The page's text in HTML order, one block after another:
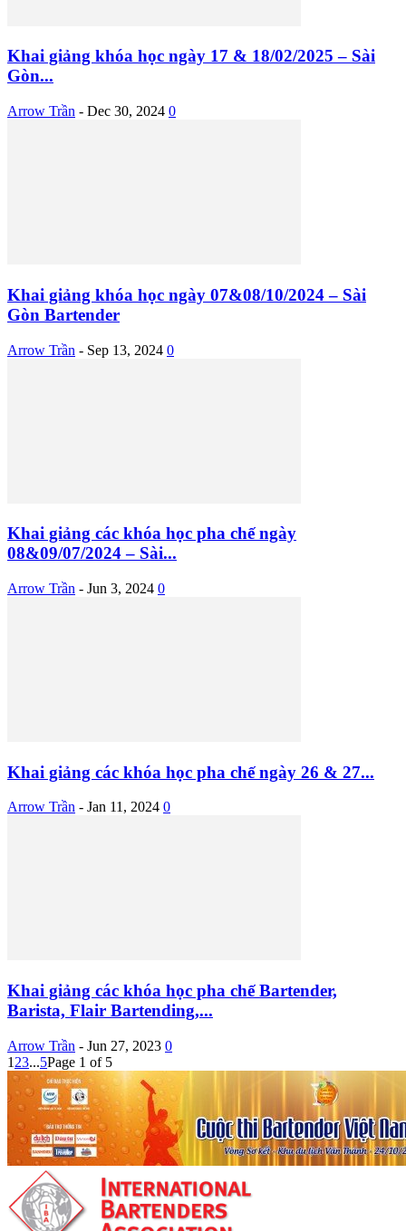
Khai giảng khóa học ngày 17 & 18/02/2025 – Sài
Gòn...
Arrow Trần - Dec 30, 2024 0
Khai giảng khóa học ngày 07&08/10/2024 – Sài
Gòn Bartender
Arrow Trần - Sep 13, 2024 0
Khai giảng các khóa học pha chế ngày
08&09/07/2024 – Sài...
Arrow Trần - Jun 3, 2024 0
Khai giảng các khóa học pha chế ngày 26 & 27...
Arrow Trần - Jan 11, 2024 0
Khai giảng các khóa học pha chế Bartender,
Barista, Flair Bartending,...
Arrow Trần - Jun 27, 2023 0
1 23...5Page 1 of 5